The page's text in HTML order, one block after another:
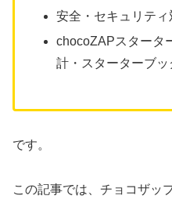
安全・セキュリティ
chocoZAPスタータ
計・スターターブッ
です。
この記事では、チョコザッ